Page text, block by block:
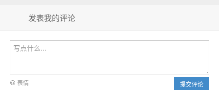
发表我的评论
提交评论
表情